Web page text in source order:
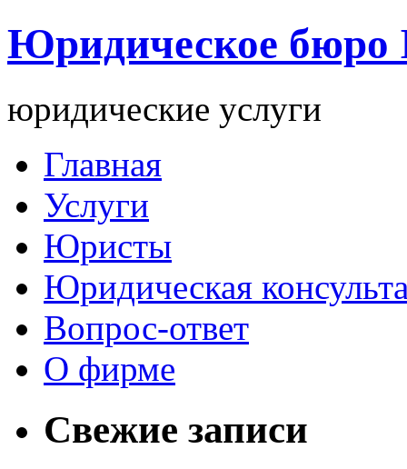
Юридическое бюро
юридические услуги
Главная
Услуги
Юристы
Юридическая
Вопрос-ответ
О фирме
Свежие записи